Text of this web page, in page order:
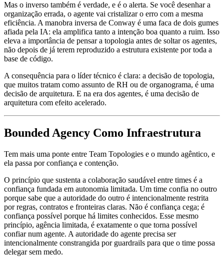
Mas o inverso também é verdade, e é o alerta. Se você desenhar a
organização errada, o agente vai cristalizar o erro com a mesma
eficiência. A manobra inversa de Conway é uma faca de dois gumes
afiada pela IA: ela amplifica tanto a intenção boa quanto a ruim. Isso
eleva a importância de pensar a topologia antes de soltar os agentes,
não depois de já terem reproduzido a estrutura existente por toda a
base de código.
A consequência para o líder técnico é clara: a decisão de topologia,
que muitos tratam como assunto de RH ou de organograma, é uma
decisão de arquitetura. E na era dos agentes, é uma decisão de
arquitetura com efeito acelerado.
Bounded Agency Como Infraestrutura
Tem mais uma ponte entre Team Topologies e o mundo agêntico, e
ela passa por confiança e contenção.
O princípio que sustenta a colaboração saudável entre times é a
confiança fundada em autonomia limitada. Um time confia no outro
porque sabe que a autoridade do outro é intencionalmente restrita
por regras, contratos e fronteiras claras. Não é confiança cega; é
confiança possível porque há limites conhecidos. Esse mesmo
princípio, agência limitada, é exatamente o que torna possível
confiar num agente. A autoridade do agente precisa ser
intencionalmente constrangida por guardrails para que o time possa
delegar sem medo.